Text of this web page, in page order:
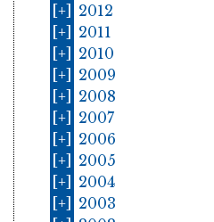
[+]
2012
[+]
2011
[+]
2010
[+]
2009
[+]
2008
[+]
2007
[+]
2006
[+]
2005
[+]
2004
[+]
2003